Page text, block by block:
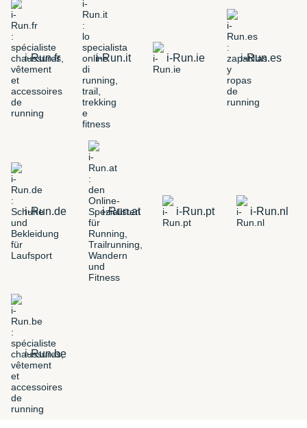
i-Run.fr i-Run.it i-Run.ie i-Run.es
i-Run.de i-Run.at i-Run.pt i-Run.nl
i-Run.be